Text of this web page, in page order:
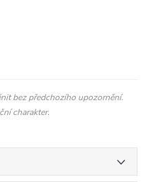
bez předchozího upozornění.
charakter.